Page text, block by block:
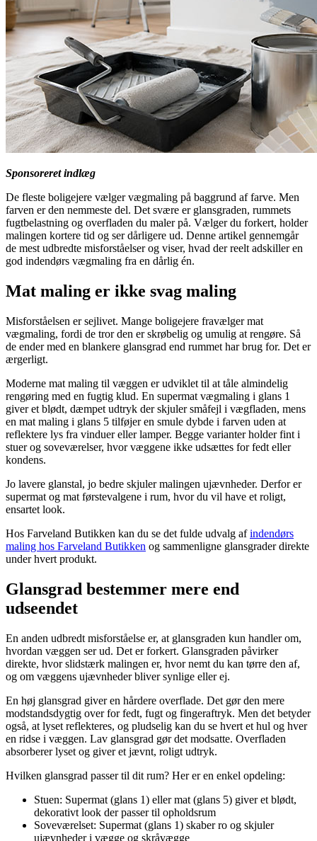
Sponsoreret indlæg
De fleste boligejere vælger vægmaling på baggrund af farve. Men
farven er den nemmeste del. Det svære er glansgraden, rummets
fugtbelastning og overfladen du maler på. Vælger du forkert, holder
malingen kortere tid og ser dårligere ud. Denne artikel gennemgår
de mest udbredte misforståelser og viser, hvad der reelt adskiller en
god indendørs vægmaling fra en dårlig én.
Mat maling er ikke svag maling
Misforståelsen er sejlivet. Mange boligejere fravælger mat
vægmaling, fordi de tror den er skrøbelig og umulig at rengøre. Så
de ender med en blankere glansgrad end rummet har brug for. Det er
ærgerligt.
Moderne mat maling til væggen er udviklet til at tåle almindelig
rengøring med en fugtig klud. En supermat vægmaling i glans 1
giver et blødt, dæmpet udtryk der skjuler småfejl i vægfladen, mens
en mat maling i glans 5 tilføjer en smule dybde i farven uden at
reflektere lys fra vinduer eller lamper. Begge varianter holder fint i
stuer og soveværelser, hvor væggene ikke udsættes for fedt eller
kondens.
Jo lavere glanstal, jo bedre skjuler malingen ujævnheder. Derfor er
supermat og mat førstevalgene i rum, hvor du vil have et roligt,
ensartet look.
Hos Farveland Butikken kan du se det fulde udvalg afindendørs
maling hos Farveland Butikken og sammenligne glansgrader direkte
under hvert produkt.
Glansgrad bestemmer mere end
udseendet
En anden udbredt misforståelse er, at glansgraden kun handler om,
hvordan væggen ser ud. Det er forkert. Glansgraden påvirker
direkte, hvor slidstærk malingen er, hvor nemt du kan tørre den af,
og om væggens ujævnheder bliver synlige eller ej.
En høj glansgrad giver en hårdere overflade. Det gør den mere
modstandsdygtig over for fedt, fugt og fingeraftryk. Men det betyder
også, at lyset reflekteres, og pludselig kan du se hvert et hul og hver
en ridse i væggen. Lav glansgrad gør det modsatte. Overfladen
absorberer lyset og giver et jævnt, roligt udtryk.
Hvilken glansgrad passer til dit rum? Her er en enkel opdeling:
Stuen: Supermat (glans 1) eller mat (glans 5) giver et blødt,
dekorativt look der passer til opholdsrum
Soveværelset: Supermat (glans 1) skaber ro og skjuler
ujævnheder i vægge og skråvægge